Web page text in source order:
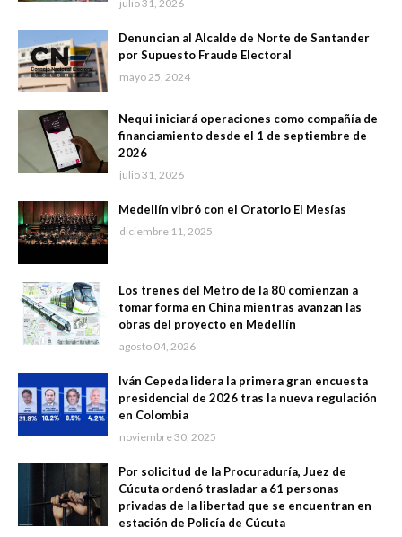
julio 31, 2026
Denuncian al Alcalde de Norte de Santander
por Supuesto Fraude Electoral
mayo 25, 2024
Nequi iniciará operaciones como compañía de
financiamiento desde el 1 de septiembre de
2026
julio 31, 2026
Medellín vibró con el Oratorio El Mesías
diciembre 11, 2025
Los trenes del Metro de la 80 comienzan a
tomar forma en China mientras avanzan las
obras del proyecto en Medellín
agosto 04, 2026
Iván Cepeda lidera la primera gran encuesta
presidencial de 2026 tras la nueva regulación
en Colombia
noviembre 30, 2025
Por solicitud de la Procuraduría, Juez de
Cúcuta ordenó trasladar a 61 personas
privadas de la libertad que se encuentran en
estación de Policía de Cúcuta